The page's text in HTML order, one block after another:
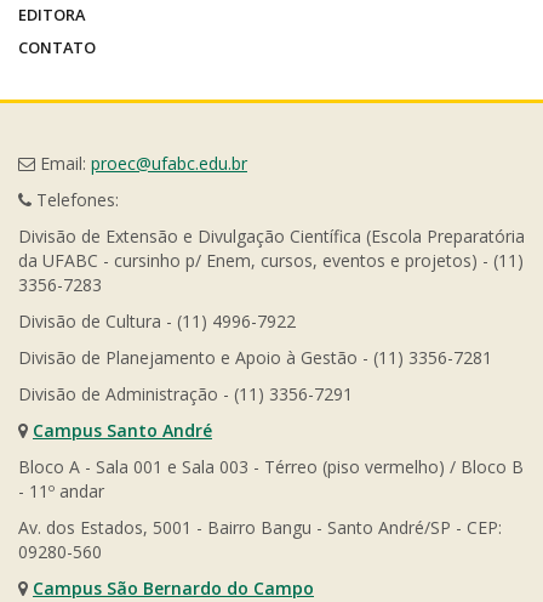
EDITORA
CONTATO
Email: proec@ufabc.edu.br
Telefones:
Divisão de Extensão e Divulgação Científica (Escola Preparatória
da UFABC - cursinho p/ Enem, cursos, eventos e projetos) - (11)
3356-7283
Divisão de Cultura - (11) 4996-7922
Divisão de Planejamento e Apoio à Gestão - (11) 3356-7281
Divisão de Administração - (11) 3356-7291
Campus Santo André
Bloco A - Sala 001 e Sala 003 - Térreo (piso vermelho) / Bloco B
- 11º andar
Av. dos Estados, 5001 - Bairro Bangu - Santo André/SP - CEP:
09280-560
Campus São Bernardo do Campo